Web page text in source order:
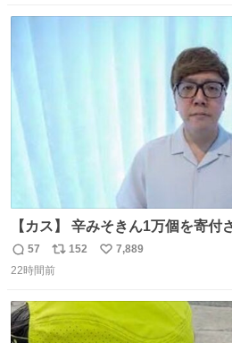
【カス】 辛みそきん1万個を
返
信
57
リ
ポ
ト
数
152
い
数
7,889
22時間前